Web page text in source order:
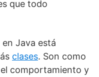
que todo
Java está
clases. Son como
comportamiento y